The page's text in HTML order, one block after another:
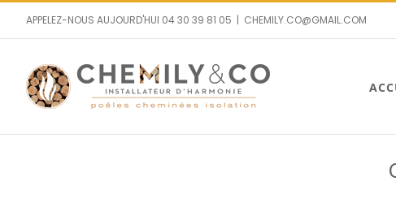
Passer
contenu
APPELEZ-NOUS AUJOURD'HUI 04 30 39 81 05 | CHEMILY.CO@GMAIL.COM